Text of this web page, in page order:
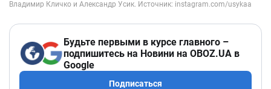
Будьте первыми в курсе главного –
подпишитесь на Новини на OBOZ.UA в
Google
Подписаться